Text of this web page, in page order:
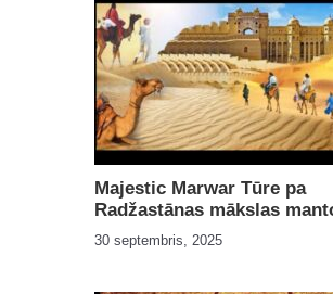
Majestic Marwar Tūre pa
Radžastānas mākslas
30 septembris, 2025